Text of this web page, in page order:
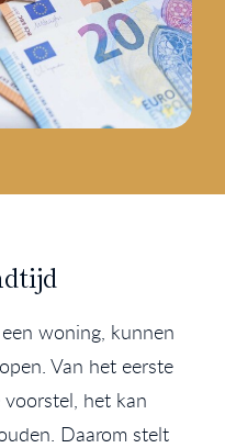
woning, kunnen
Van het eerste
het kan
Daarom stelt